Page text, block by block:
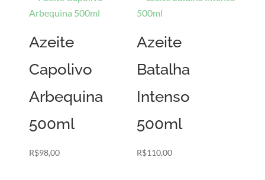
Azeite
Capolivo
Arbequina
500ml
R$98,00
Azeite
Batalha
Intenso
500ml
R$110,00